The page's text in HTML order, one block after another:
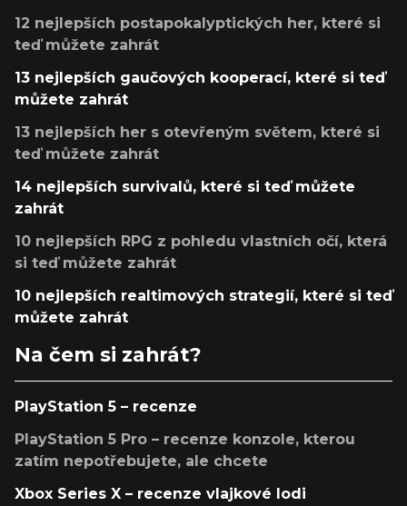
12 nejlepších postapokalyptických her, které si
teď můžete zahrát
13 nejlepších gaučových kooperací, které si teď
můžete zahrát
13 nejlepších her s otevřeným světem, které si
teď můžete zahrát
14 nejlepších survivalů, které si teď můžete
zahrát
10 nejlepších RPG z pohledu vlastních očí, která
si teď můžete zahrát
10 nejlepších realtimových strategií, které si teď
můžete zahrát
Na čem si zahrát?
PlayStation 5 – recenze
PlayStation 5 Pro – recenze konzole, kterou
zatím nepotřebujete, ale chcete
Xbox Series X – recenze vlajkové lodi